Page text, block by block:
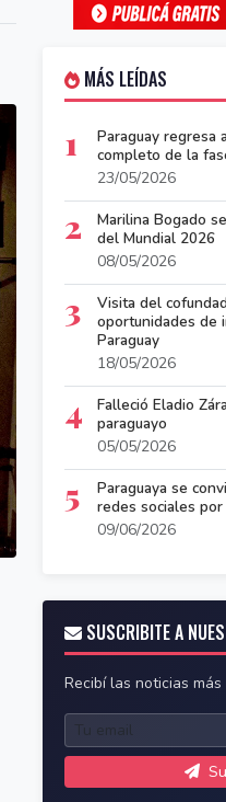
MÁS LEÍDAS
1
Paraguay regresa
completo de la
23/05/2026
2
Marilina Bogado
del Mundial 2026
08/05/2026
3
Visita del
oportunidades de
Paraguay
18/05/2026
4
Falleció Eladio
paraguayo
05/05/2026
5
Paraguaya se
redes sociales
09/06/2026
SUSCRIBITE A
Recibí las noticias